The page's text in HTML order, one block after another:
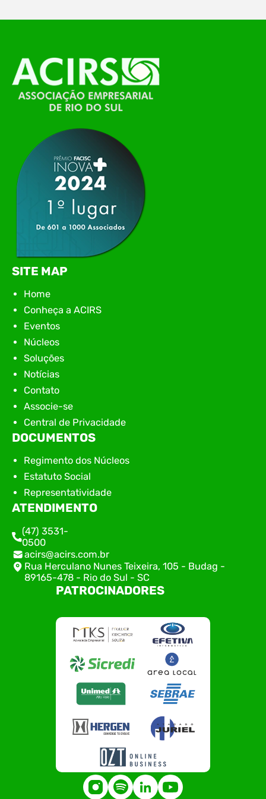
O Polo ACATE-ACIRS, por meio do NIAVI – Núcleo
de Tecnologia da Informação do Alto Vale do
Itajaí, realizou, no dia 21 de julho, o evento
Conexão Tech NIAVI, reunindo empresas de
tecnologia da região para uma noite de
apresentação de novas iniciativas para o setor. O
encontro aconteceu em Rio…
SITE MAP
Home
Conheça a ACIRS
Eventos
Núcleos
Soluções
Notícias
Contato
Associe-se
Central de Privacidade
DOCUMENTOS
Regimento dos Núcleos
Estatuto Social
Representatividade
ATENDIMENTO
(47) 3531-
0500
acirs@acirs.com.br
Rua Herculano Nunes Teixeira, 105 - Budag -
89165-478 - Rio do Sul - SC
PATROCINADORES